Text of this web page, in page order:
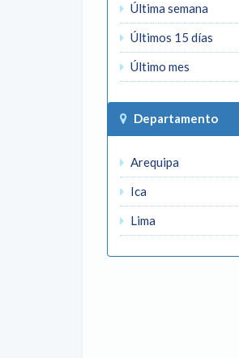
Última semana
Últimos 15 días
Último mes
Departamento
Arequipa
Ica
Lima